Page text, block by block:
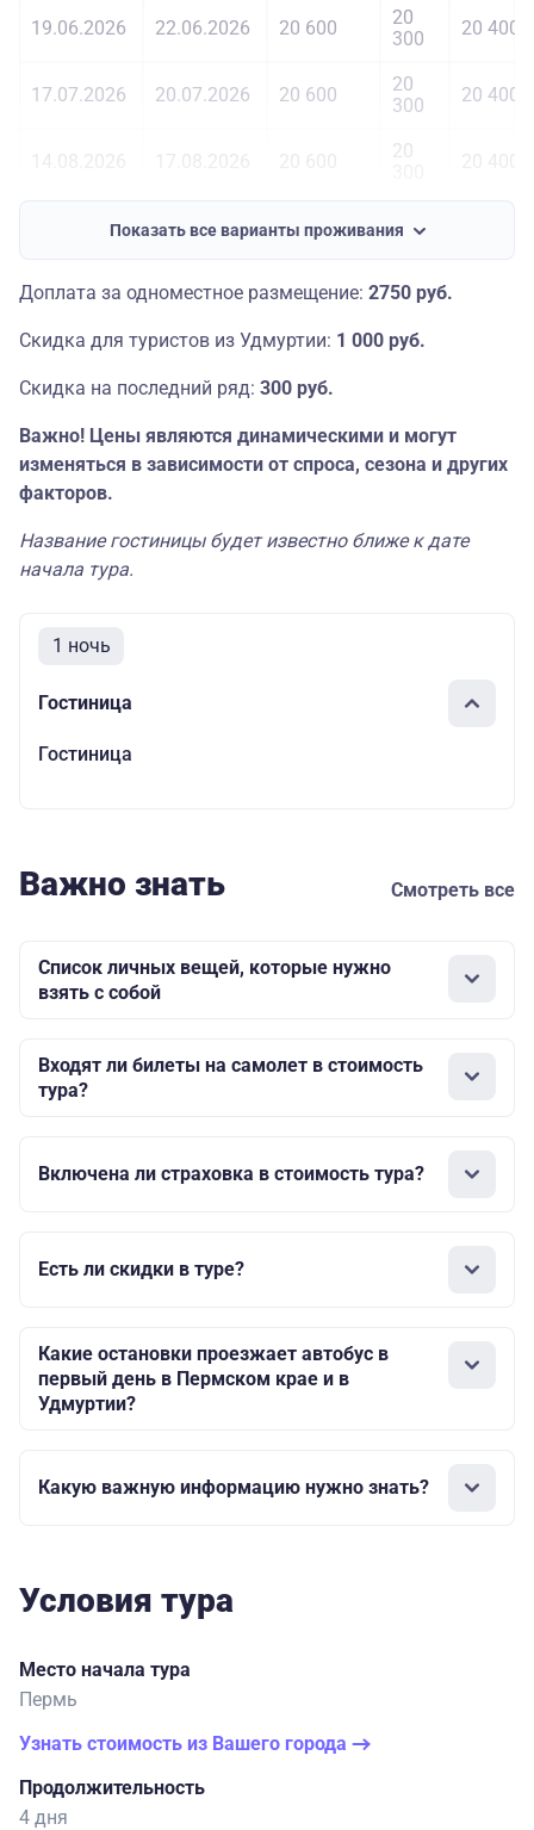
19.06.2026 22.06.2026 20 600
20
300
20 400
17.07.2026 20.07.2026 20 600
20
300
20 400
20
11.09.2026 14.09.2026 20 600
300
09.10.2026 12.10.2026 20 600
20
300
20
Показать все варианты проживания
Доплата за одноместное размещение: 2750 руб.
Скидка для туристов из Удмуртии: 1 000 руб.
Скидка на последний ряд: 300 руб.
Важно! Цены являются динамическими и могут
изменяться в зависимости от спроса, сезона и других
факторов.
Название гостиницы будет известно ближе к дате
начала тура.
1 ночь
Гостиница
Гостиница
Важно знать Смотреть все
Список личных вещей, которые нужно
взять с собой
Входят ли билеты на самолет в стоимость
тура?
Включена ли страховка в стоимость тура?
Есть ли скидки в туре?
Какие остановки проезжает автобус в
первый день в Пермском крае и в
Удмуртии?
Какую важную информацию нужно знать?
Условия тура
Место начала тура
Пермь
Узнать стоимость из Вашего города
Продолжительность
4 дня